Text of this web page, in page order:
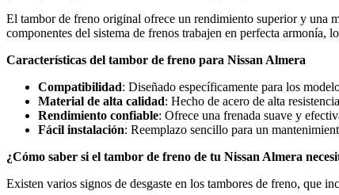
El tambor de freno original ofrece un rendimiento superior y una
componentes del sistema de frenos trabajen en perfecta armonía,
Características del tambor de freno para Nissan Almera
Compatibilidad: Diseñado específicamente para los
Material de alta calidad: Hecho de acero de alta
Rendimiento confiable: Ofrece una frenada suave y
Fácil instalación: Reemplazo sencillo para un
¿Cómo saber si el tambor de freno de tu Nissan Almera
Existen varios signos de desgaste en los tambores de freno, que